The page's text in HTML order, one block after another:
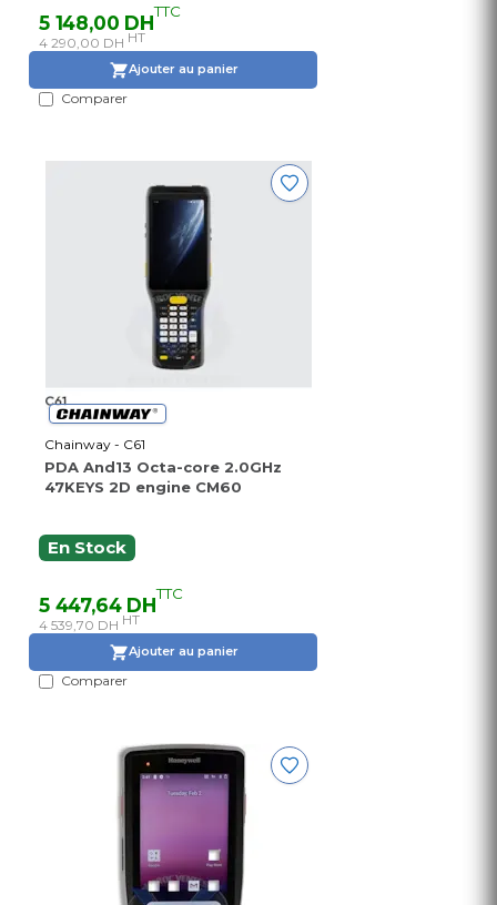
5 148,00 DHTTC
4 290,00 DH HT
Ajouter au panier
Comparer
Chainway - C61
PDA And13 Octa-core 2.0GHz
47KEYS 2D engine CM60
En Stock
5 447,64 DHTTC
4 539,70 DH HT
Ajouter au panier
Comparer